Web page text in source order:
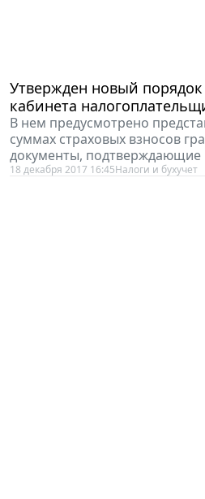
Утвержден новый
кабинета
В нем предусмотрено
суммах страховых взносов
документы, подтверждающие
18 декабря 2017 16:45Налоги и бухучет